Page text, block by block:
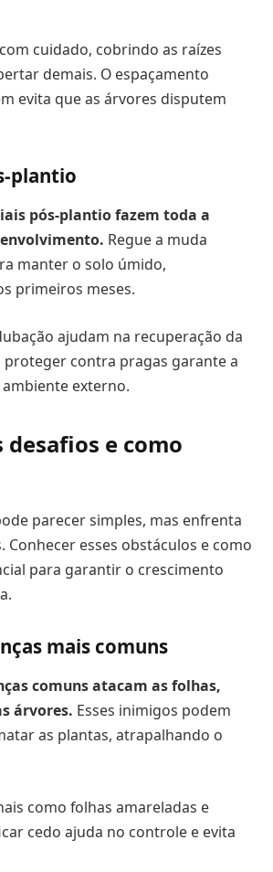
cuidado, cobrindo as raízes
demais. O espaçamento
evita que as árvores disputem
plantio
pós-plantio fazem toda a
Regue a muda
manter o solo úmido,
primeiros meses.
ajudam na recuperação da
contra pragas garante a
externo.
desafios e como
parecer simples, mas enfrenta
Conhecer esses obstáculos e como
para garantir o crescimento
mais comuns
comuns atacam as folhas,
árvores. Esses inimigos podem
as plantas, atrapalhando o
como folhas amareladas e
cedo ajuda no controle e evita